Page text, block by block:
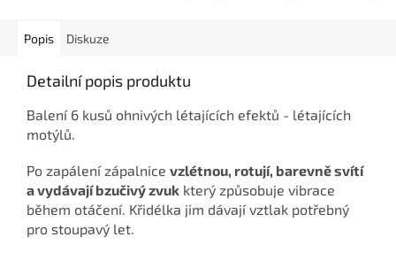
Popis Diskuze
Detailní popis produktu
Balení 6 kusů ohnivých létajících efektů - létajících
motýlů.
Po zapálení zápalnice vzlétnou, rotují, barevně svítí
a vydávají bzučivý zvuk který způsobuje vibrace
během otáčení. Křidélka jim dávají vztlak potřebný
pro stoupavý let.